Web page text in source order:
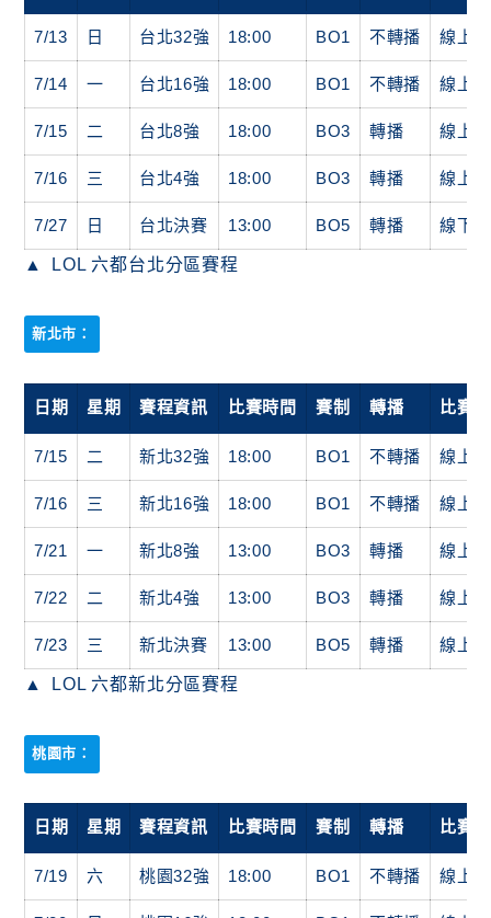
7/13 日 台北32強 18:00 BO1 不轉播 線上
7/14 一 台北16強 18:00 BO1 不轉播 線上
7/15 二 台北8強 18:00 BO3 轉播 線上
7/16 三 台北4強 18:00 BO3 轉播 線上
7/27 日 台北決賽 13:00 BO5 轉播 線下
LOL 六都台北分區賽程
新北市：
日期 星期 賽程資訊 比賽時間 賽制 轉播 比賽
7/15 二 新北32強 18:00 BO1 不轉播 線上
7/16 三 新北16強 18:00 BO1 不轉播 線上
7/21 一 新北8強 13:00 BO3 轉播 線上
7/22 二 新北4強 13:00 BO3 轉播 線上
7/23 三 新北決賽 13:00 BO5 轉播 線上
LOL 六都新北分區賽程
桃園市：
日期 星期 賽程資訊 比賽時間 賽制 轉播 比賽
7/19 六 桃園32強 18:00 BO1 不轉播 線上